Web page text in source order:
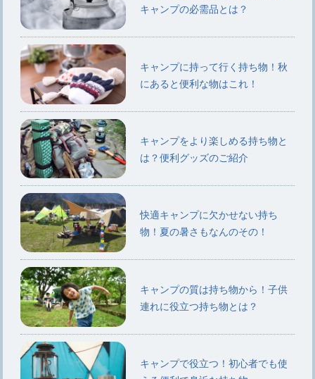
キャンプの必需品とは？
キャンプに持って行く持ち物！秋
にあると便利な物はこれ！
キャンプをより楽しめる持ち物と
は？便利グッズのご紹介
快適キャンプに欠かせない持ち
物！夏の暑さもなんのその！
キャンプの質は持ち物から！子供
連れに役立つ持ち物とは？
キャンプで役立つ！初心者でも使